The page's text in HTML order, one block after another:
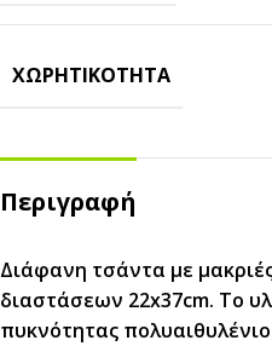
ΧΩΡΗΤΙΚΌΤΗΤΑ
Περιγραφή
Διάφανη τσάντα με
διαστάσεων 22x37cm. Το
πυκνότητας